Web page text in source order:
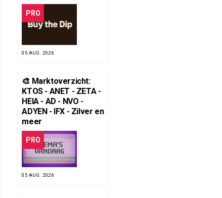
PRO
05 AUG. 2026
🎨 Marktoverzicht:
KTOS - ANET - ZETA -
HEIA - AD - NVO -
ADYEN - IFX - Zilver en
meer
PRO
05 AUG. 2026